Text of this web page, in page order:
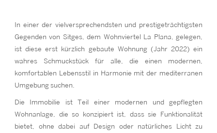
In einer der vielversprechendsten und prestigeträchtigsten
Gegenden von Sitges, dem Wohnviertel La Plana, gelegen,
ist diese erst kürzlich gebaute Wohnung (Jahr 2022) ein
wahres Schmuckstück für alle, die einen modernen,
komfortablen Lebensstil in Harmonie mit der mediterranen
Umgebung suchen.
Die Immobilie ist Teil einer modernen und gepflegten
Wohnanlage, die so konzipiert ist, dass sie Funktionalität
bietet, ohne dabei auf Design oder natürliches Licht zu